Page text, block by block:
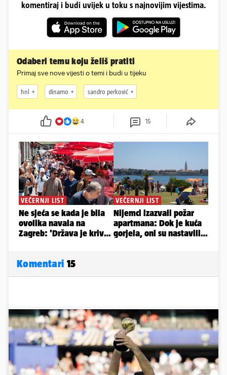
komentiraj i budi uvijek u toku s najnovijim vijestima.
Odaberi temu koju želiš pratiti
Primaj sve nove vijesti o temi i budi u tijeku
hnl dinamo sandro perković
4 15
Komentari 15